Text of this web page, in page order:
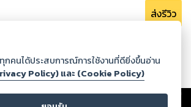
ส่งรีวิว
Co., Ltd. - สตอรี่ล็อกขอสงวนสิทธิ์ไม่รับผิดชอบ
ทุกคนได้ประสบการณ์การใช้งานที่ดียิ่งขึ้นอ่าน
Policy) และ (Cookie Policy)